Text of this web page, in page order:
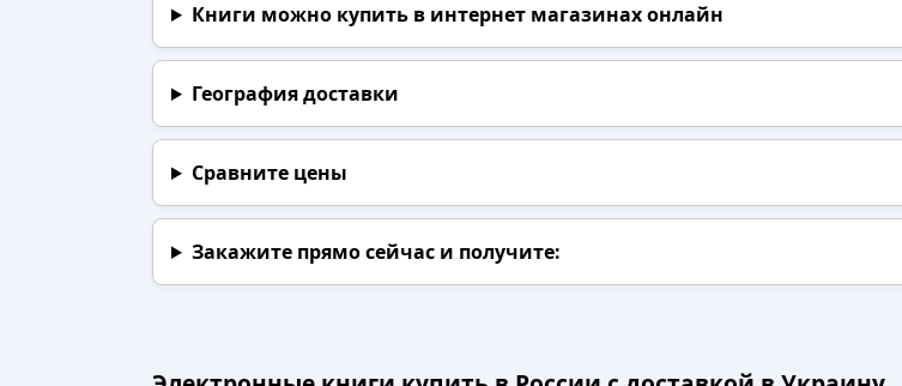
Книги можно купить в интернет магазинах онлайн
География доставки
Сравните цены
Закажите прямо сейчаси получите: